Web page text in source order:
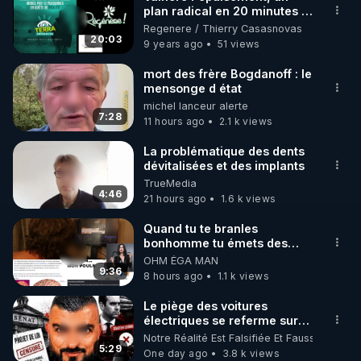
🌱 INSTAGRAM
https://www.instagram.com/rdlr_thierrycasasnovas/
http://rgnr.li/instagram
🌱 LA NEWSLETTER
Pour ne pas rater l’actualité RGNR (stages,
http://rgnr.li/news
🌱 VIDÉOS NON CENSURÉES SUR ODYSEE
Toutes les vidéos Youtube sont aussi sur la
http://rgnr.li/odysee
🌱 LES STAGES EN PRÉSENTIEL
http://rgnr.li/stages
20:03
plan radical en 20 minutes !
- www.regenere.org
Regenere / Thierry Casasnovas
9 years ago
51 views
7:28
mort des frère Bogdanoff : le
mensonge d état
michel lanceur alerte
11 hours ago
2.1 k views
4:46
La problématique des dents
dévitalisées et des implants
TrueMedia
21 hours ago
1.6 k views
9:36
Quand tu te branles
bonhomme tu émets des
ondes ils ont juste omis de
t'expliquer
OHM ÉGA MAN
8 hours ago
1.1 k views
5:29
Le piège des voitures
électriques se referme sur
les usagers !
Notre Réalité Est Falsifiée Et Fausse
One day ago
3.8 k views